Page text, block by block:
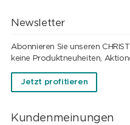
Newsletter
Abonnieren Sie unseren
keine Produktneuheiten,
Jetzt profitieren
Kundenmeinungen